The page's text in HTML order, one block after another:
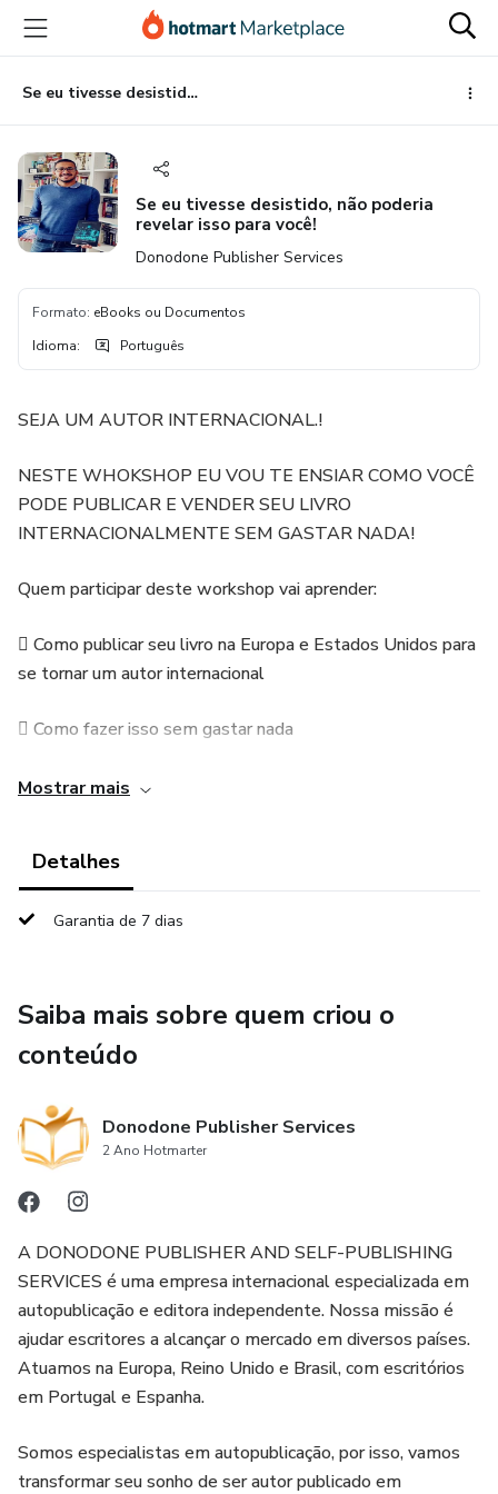
para
conteúdo
principal
para
pagamento
para
rodapé
Se eu tivesse desistido, não poderia revelar isso para você!
Se eu tivesse desistido, não poderia
revelar isso para você!
Donodone Publisher Services
Formato: eBooks ou Documentos
Idioma: Português
SEJA UM AUTOR INTERNACIONAL.!
NESTE WHOKSHOP EU VOU TE ENSIAR COMO VOCÊ
PODE PUBLICAR E VENDER SEU LIVRO
INTERNACIONALMENTE SEM GASTAR NADA!
Quem participar deste workshop vai aprender:
 Como publicar seu livro na Europa e Estados Unidos para
se tornar um autor internacional
 Como fazer isso sem gastar nada
 Vai aprender a vender para mercado forte como euros,
 Faturar 6X
Este workshop NÃO é para PESSOAS
 É para quem tem um desejo verdadeiro de vencer e
acredita que pode prosperar financeiramente.
 É para quem entende que livros são uma poderosa fonte
de autoridade e geração de renda.
 É para quem sabe que um livro vai muito além de um
mentorias, palestras e transborda conhecimento para
quem busca transformação.
**Portanto, se você não tem interesse em explorar novos
mercados e faturar em moedas fortes como euro, dólar ou
libra… então este workshop definitivamente não é para
exatamente pra você.
Mostrar mais
Detalhes
Garantia de 7 dias
Saiba mais sobre quem criou o
conteúdo
Donodone Publisher Services
2 Ano Hotmarter
A DONODONE PUBLISHER AND SELF-PUBLISHING
SERVICES é uma empresa internacional especializada em
autopublicação e editora independente. Nossa missão é
ajudar escritores a alcançar o mercado em diversos países.
Atuamos na Europa, Reino Unido e Brasil, com escritórios
em Portugal e Espanha.
Somos especialistas em autopublicação, por isso, vamos
transformar seu sonho de ser autor publicado em